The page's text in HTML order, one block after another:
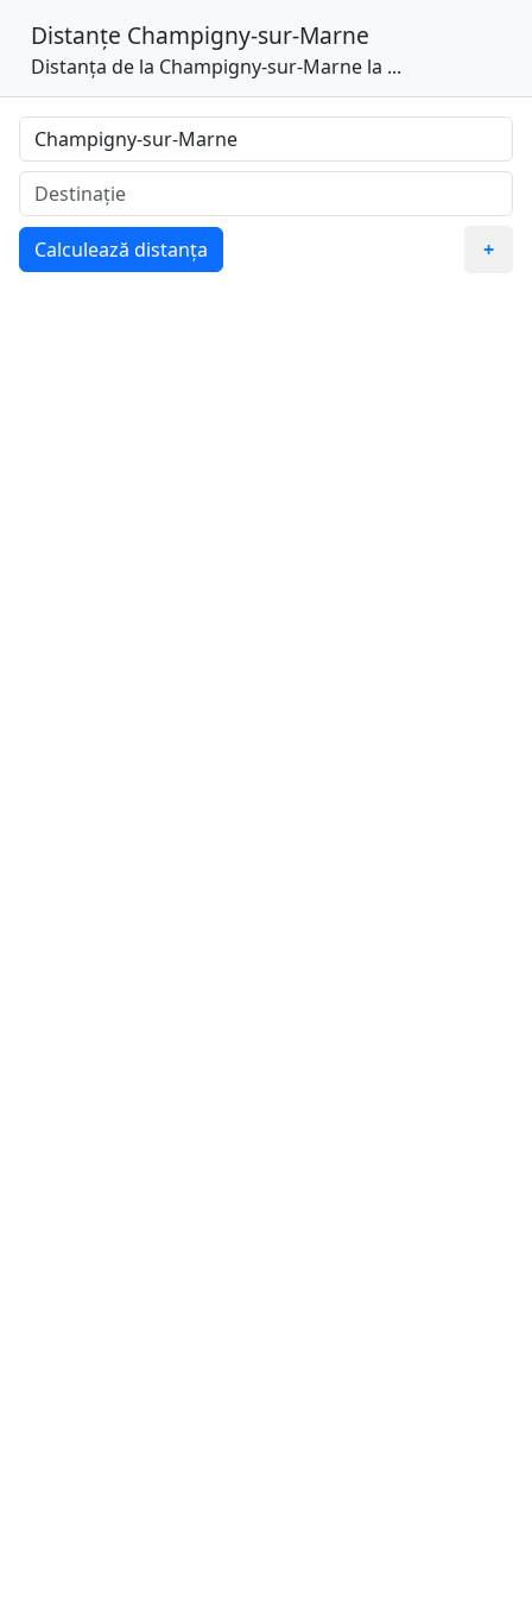
Distanțe Champigny-sur-Marne
Distanța de la Champigny-sur-Marne la ...
Calculează distanța +